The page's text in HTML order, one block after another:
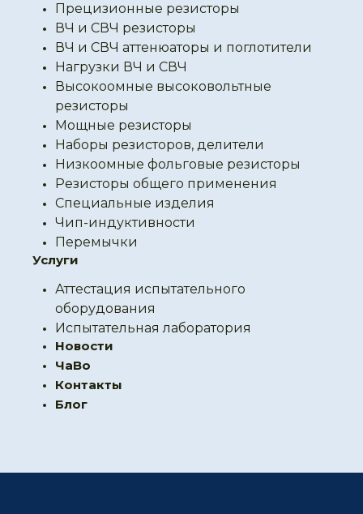
Прецизионные резисторы
ВЧ и СВЧ резисторы
ВЧ и СВЧ аттенюаторы и поглотители
Нагрузки ВЧ и СВЧ
Высокоомные высоковольтные
резисторы
Мощные резисторы
Наборы резисторов, делители
Низкоомные фольговые резисторы
Резисторы общего применения
Специальные изделия
Чип-индуктивности
Перемычки
Услуги
Аттестация испытательного
оборудования
Испытательная лаборатория
Новости
ЧаВо
Контакты
Блог